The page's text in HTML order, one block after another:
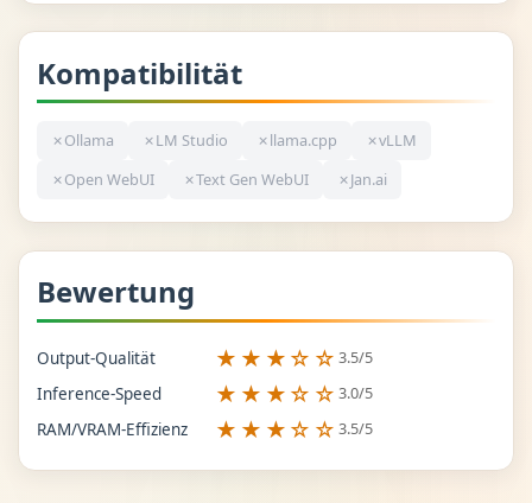
Kompatibilität
✗Ollama ✗LM Studio ✗llama.cpp ✗vLLM
✗Open WebUI ✗Text Gen WebUI ✗Jan.ai
Bewertung
Output-Qualität ★★★☆☆ 3.5/5
Inference-Speed
★★★☆☆ 3.0/5
RAM/VRAM-Effizienz
★★★☆☆ 3.5/5